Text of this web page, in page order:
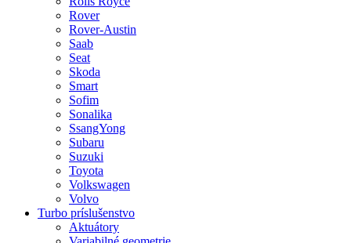
Rover
Rover-Austin
Saab
Seat
Skoda
Smart
Sofim
Sonalika
SsangYong
Subaru
Suzuki
Toyota
Volkswagen
Volvo
Turbo príslušenstvo
Aktuátory